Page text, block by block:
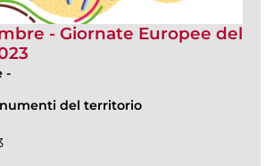
- Giornate Europee del
-
del territorio